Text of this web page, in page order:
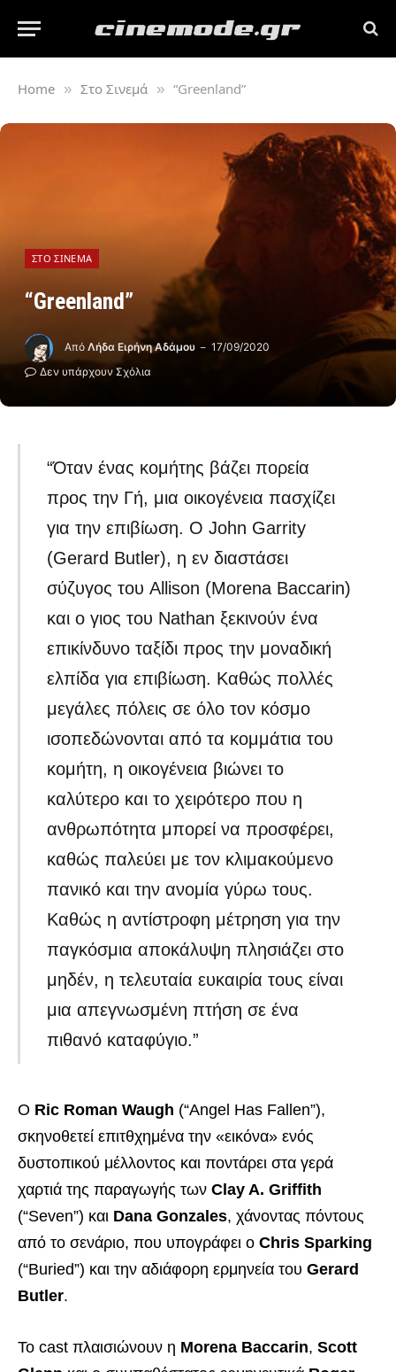
Home » Στο Σινεμά » “Greenland”
ΣΤΟ ΣΙΝΕΜΆ
“Greenland”
Από Λήδα Ειρήνη Αδάμου
17/09/2020
Δεν υπάρχουν Σχόλια
“Όταν ένας κομήτης βάζει πορεία
προς την Γή, μια οικογένεια πασχίζει
για την επιβίωση. Ο John Garrity
(Gerard Butler), η εν διαστάσει
σύζυγος του Allison (Morena Baccarin)
και ο γιος του Nathan ξεκινούν ένα
επικίνδυνο ταξίδι προς την μοναδική
ελπίδα για επιβίωση. Καθώς πολλές
μεγάλες πόλεις σε όλο τον κόσμο
ισοπεδώνονται από τα κομμάτια του
κομήτη, η οικογένεια βιώνει το
καλύτερο και το χειρότερο που η
ανθρωπότητα μπορεί να προσφέρει,
καθώς παλεύει με τον κλιμακούμενο
πανικό και την ανομία γύρω τους.
Καθώς η αντίστροφη μέτρηση για την
παγκόσμια αποκάλυψη πλησιάζει στο
μηδέν, η τελευταία ευκαιρία τους είναι
μια απεγνωσμένη πτήση σε ένα
πιθανό καταφύγιο.”
Ο Ric Roman Waugh (“Angel Has Fallen”),
σκηνοθετεί επιτθχημένα την «εικόνα» ενός
δυστοπικού μέλλοντος και ποντάρει στα γερά
χαρτιά της παραγωγής των Clay A. Griffith
(“Seven”) και Dana Gonzales, χάνοντας πόντους
από το σενάριο, που υπογράφει ο Chris Sparking
(“Buried”) και την αδιάφορη ερμηνεία του Gerard
Butler.
Το cast πλαισιώνουν η Morena Baccarin, Scott